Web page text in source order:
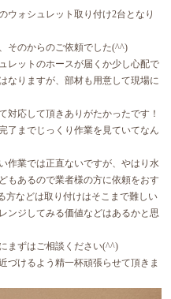
ウォシュレット取り付け2台となり
そのからのご依頼でした(^^)
レットのホースが届くか少し心配で
なりますが、部材も用意して現場に
対応して頂きありがたかったです！
了までじっくり作業を見ていてなん
作業では正直ないですが、やはり水
もあるので業者様の方に依頼をおす
方などは取り付けはそこまで難しい
ンジしてみる価値などはあるかと思
まずはご相談ください(^^)
づけるよう精一杯頑張らせて頂きま